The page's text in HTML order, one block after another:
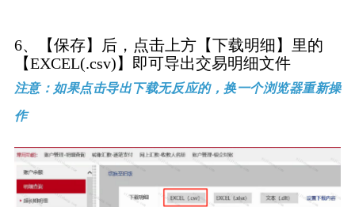
6、【保存】后，点击上方【下载明细】里的
【EXCEL(.csv)】即可导出交易明细文件
注意：如果点击导出下载无反应的，换一个浏览器重新操
作